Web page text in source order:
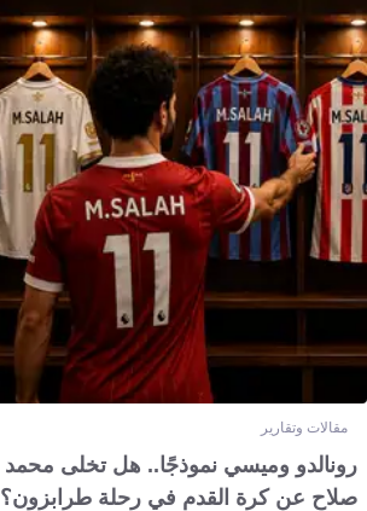
مقالات وتقارير
رونالدو وميسي نموذجًا.. هل تخلى محمد
صلاح عن كرة القدم في رحلة طرابزون؟